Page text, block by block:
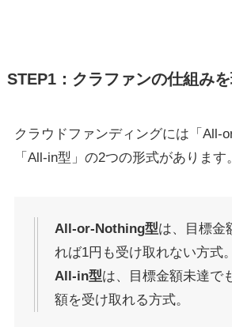
STEP1：クラファンの仕組み
クラウドファンディングには「All-
「All-in型」の2つの形式があります。
All-or-Nothing型は、目標金
れば1円も受け取れない方式。
All-in型は、目標金額未達で
額を受け取れる方式。